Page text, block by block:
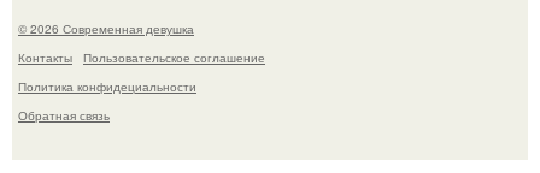
© 2026 Современная девушка
Контакты
Пользовательское соглашение
Политика конфидециальности
Обратная связь